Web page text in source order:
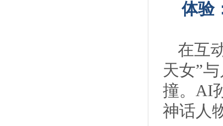
体验
在互
天女”
撞。AI
神话人